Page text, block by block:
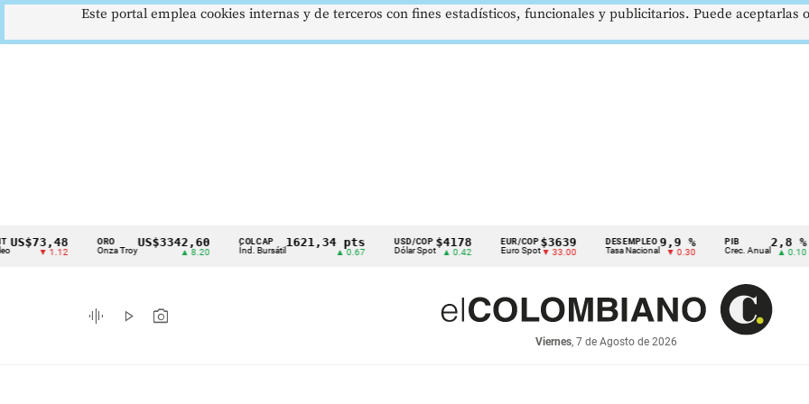
Cintillo
indicadores
económicos
▼ 1.12
ORO
Onza Troy
US$3342,60 COLCAP
Índ. Bursátil
1621,34 pts USD/COP
Dólar Spot
$4178
▲ 0.42
EUR/COP
Euro Spot
$3639
▼ 33.00
DESEMPLEO
Tasa Nacional
9,9 %
▼ 0.30
PIB
Crec. Anual
2,8 %
▲ 0.10
graphic_eq play_arrow photo_camera
Viernes, 7 de Agosto de 2026
Este portal emplea cookies internas y de terceros con fines estadísticos, funcionales y publicitarios. Puede aceptarlas